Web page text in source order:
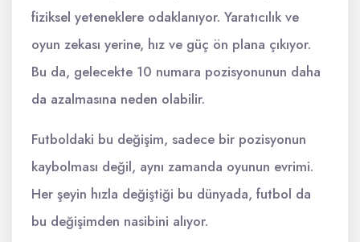
fiziksel yeteneklere odaklanıyor. Yaratıcılık ve
oyun zekası yerine, hız ve güç ön plana çıkıyor.
Bu da, gelecekte 10 numara pozisyonunun daha
da azalmasına neden olabilir.
Futboldaki bu değişim, sadece bir pozisyonun
kaybolması değil, aynı zamanda oyunun evrimi.
Her şeyin hızla değiştiği bu dünyada, futbol da
bu değişimden nasibini alıyor.